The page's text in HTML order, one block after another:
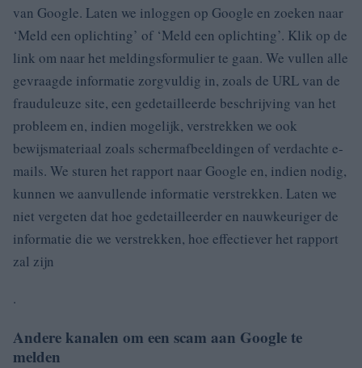
van Google. Laten we inloggen op Google en zoeken naar
‘Meld een oplichting’ of ‘Meld een oplichting’. Klik op de
link om naar het meldingsformulier te gaan. We vullen alle
gevraagde informatie zorgvuldig in, zoals de URL van de
frauduleuze site, een gedetailleerde beschrijving van het
probleem en, indien mogelijk, verstrekken we ook
bewijsmateriaal zoals schermafbeeldingen of verdachte e-
mails. We sturen het rapport naar Google en, indien nodig,
kunnen we aanvullende informatie verstrekken. Laten we
niet vergeten dat hoe gedetailleerder en nauwkeuriger de
informatie die we verstrekken, hoe effectiever het rapport
zal zijn
.
Andere kanalen om een scam aan Google te
melden